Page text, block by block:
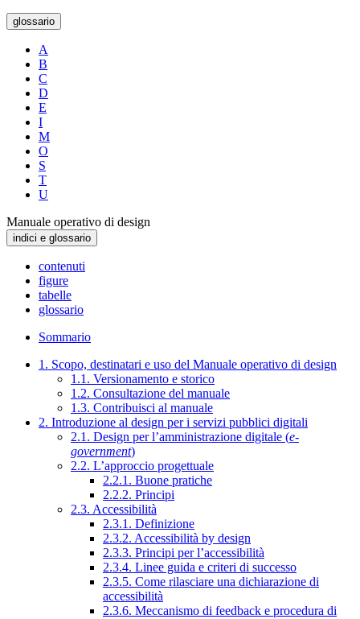
glossario
A
B
C
D
E
I
M
O
S
T
U
Manuale operativo di design
indici e glossario
contenuti
figure
tabelle
glossario
Sommario
1. Scopo, destinatari e uso del Manuale operativo di design
1.1. Versionamento e storico
1.2. Consultazione del manuale
1.3. Contribuisci al manuale
2. Introduzione al design per i servizi pubblici digitali
2.1. Design per l’amministrazione digitale (e-
government)
2.2. L’approccio progettuale
2.2.1. Buone pratiche
2.2.2. Principi
2.3. Accessibilità
2.3.1. Definizione
2.3.2. Accessibilità by design
2.3.3. Principi per l’accessibilità
2.3.4. Linee guida e criteri di successo
2.3.5. Come rilasciare una dichiarazione di
accessibilità
2.3.6. Meccanismo di feedback e procedura di